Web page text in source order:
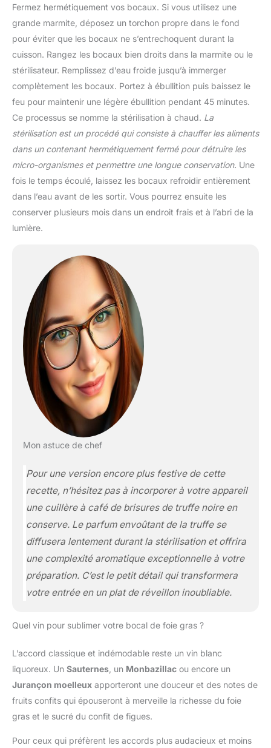
Fermez hermétiquement vos bocaux. Si vous utilisez une
grande marmite, déposez un torchon propre dans le fond
pour éviter que les bocaux ne s’entrechoquent durant la
cuisson. Rangez les bocaux bien droits dans la marmite ou le
stérilisateur. Remplissez d’eau froide jusqu’à immerger
complètement les bocaux. Portez à ébullition puis baissez le
feu pour maintenir une légère ébullition pendant 45 minutes.
Ce processus se nomme la stérilisation à chaud. La
stérilisation est un procédé qui consiste à chauffer les aliments
dans un contenant hermétiquement fermé pour détruire les
micro-organismes et permettre une longue conservation. Une
fois le temps écoulé, laissez les bocaux refroidir entièrement
dans l’eau avant de les sortir. Vous pourrez ensuite les
conserver plusieurs mois dans un endroit frais et à l’abri de la
lumière.
Mon astuce de chef
Pour une version encore plus festive de cette
recette, n’hésitez pas à incorporer à votre appareil
une cuillère à café de brisures de truffe noire en
conserve. Le parfum envoûtant de la truffe se
diffusera lentement durant la stérilisation et offrira
une complexité aromatique exceptionnelle à votre
préparation. C’est le petit détail qui transformera
votre entrée en un plat de réveillon inoubliable.
Quel vin pour sublimer votre bocal de foie gras ?
L’accord classique et indémodable reste un vin blanc
liquoreux. Un Sauternes , un Monbazillac ou encore un
Jurançon moelleux apporteront une douceur et des notes de
fruits confits qui épouseront à merveille la richesse du foie
gras et le sucré du confit de figues.
Pour ceux qui préfèrent les accords plus audacieux et moins